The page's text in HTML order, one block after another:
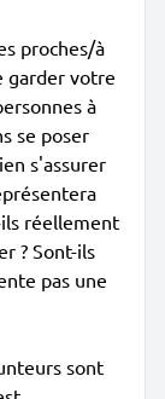
proches/à
garder votre
à
se poser
s'assurer
réellement
? Sont-ils
pas une
sont